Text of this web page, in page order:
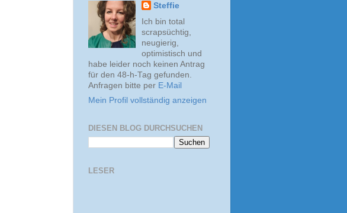
Steffie
Ich bin total
scrapsüchtig,
neugierig,
optimistisch und
habe leider noch keinen Antrag
für den 48-h-Tag gefunden.
Anfragen bitte per E-Mail
Mein Profil vollständig anzeigen
DIESEN BLOG DURCHSUCHEN
LESER